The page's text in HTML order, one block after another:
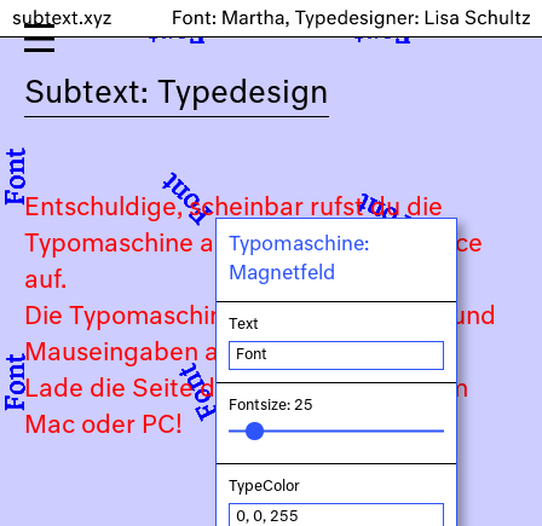
Subtext: Typedesign
Entschuldige, scheinbar rufst du die
Typomaschine auf einem Touch-Device
auf.
Die Typomaschine ist auf Keyboard- und
Mauseingaben angewiesen.
Lade die Seite daher bitte auf deinem
Mac oder PC!
Typomaschine:
Magnetfeld
Text
Fontsize: 25
TypeColor